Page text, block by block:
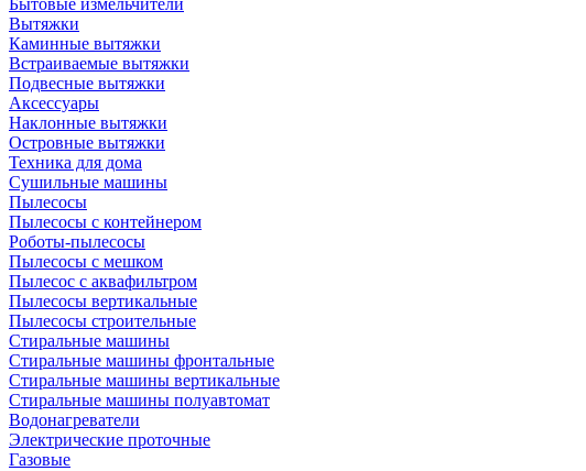
Бытовые измельчители
Вытяжки
Каминные вытяжки
Встраиваемые вытяжки
Подвесные вытяжки
Аксессуары
Наклонные вытяжки
Островные вытяжки
Техника для дома
Сушильные машины
Пылесосы
Пылесосы с контейнером
Роботы-пылесосы
Пылесосы с мешком
Пылесос с аквафильтром
Пылесосы вертикальные
Пылесосы строительные
Стиральные машины
Стиральные машины фронтальные
Стиральные машины вертикальные
Стиральные машины полуавтомат
Водонагреватели
Электрические проточные
Газовые